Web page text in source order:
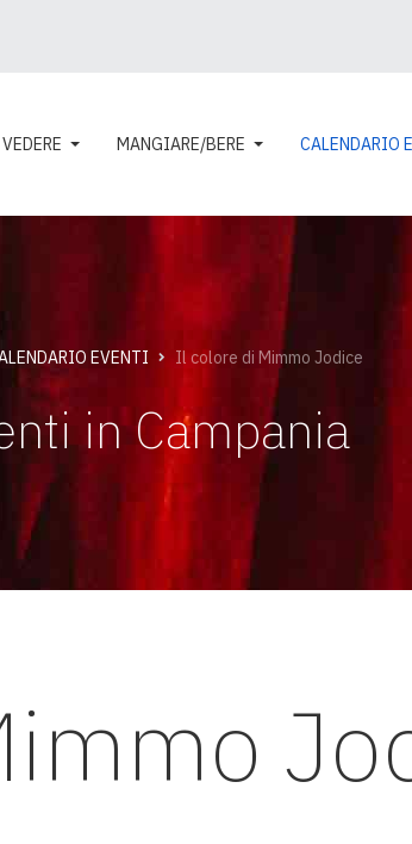
MANGIARE/BERE CALENDARIO
EVENTI Il colore di Mimmo Jodice
in Campania